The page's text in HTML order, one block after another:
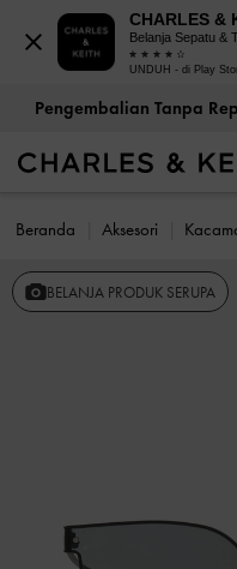
Pengembalian Tanpa
Beranda Aksesori
BELANJA PRODUK SERUPA
CHARLES &
Belanja Sepatu &
UNDUH - di Play